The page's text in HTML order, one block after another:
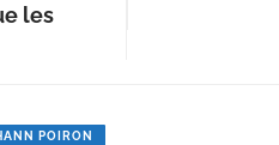
les
POIRON